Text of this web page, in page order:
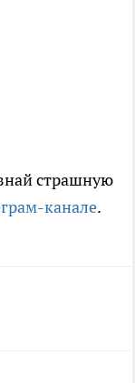
страшную
канале.